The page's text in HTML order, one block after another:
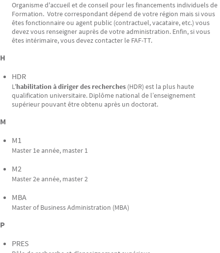
Organisme d'accueil et de conseil pour les financements individuels de
Formation. Votre correspondant dépend de votre région mais si vous
êtes fonctionnaire ou agent public (contractuel, vacataire, etc.) vous
devez vous renseigner auprès de votre administration. Enfin, si vous
êtes intérimaire, vous devez contacter le FAF-TT.
H
HDR
L'habilitation à diriger des recherches (HDR) est la plus haute
qualification universitaire. Diplôme national de l’enseignement
supérieur pouvant être obtenu après un doctorat.
M
M1
Master 1e année, master 1
M2
Master 2e année, master 2
MBA
Master of Business Administration (MBA)
P
PRES